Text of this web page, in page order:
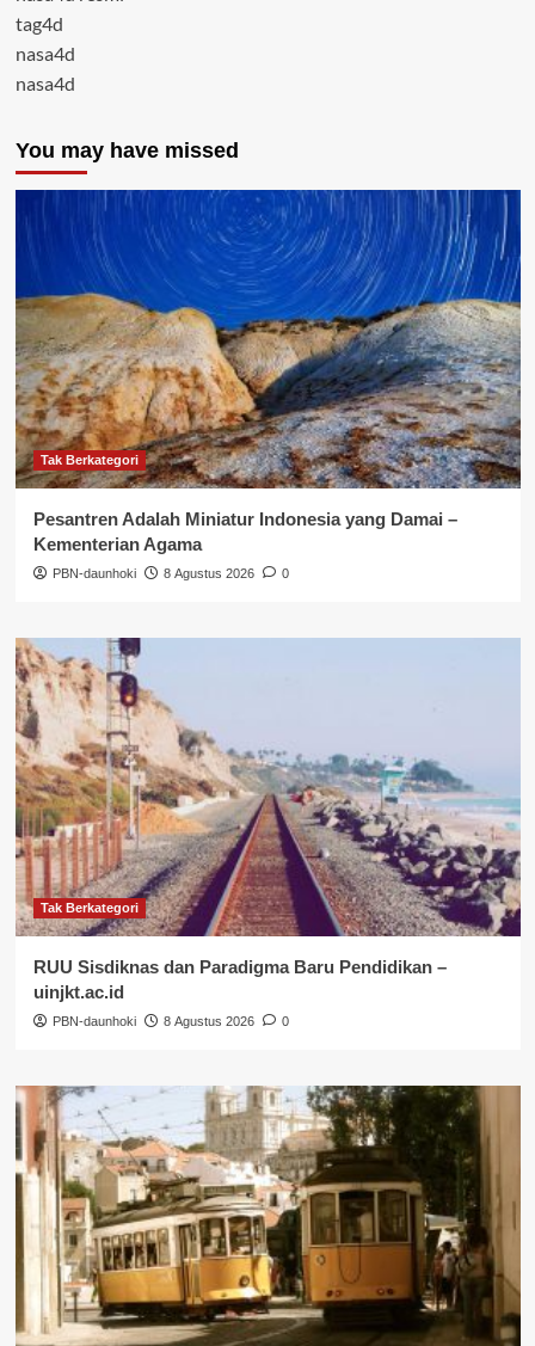
tag4d
nasa4d
nasa4d
You may have missed
Tak Berkategori
Pesantren Adalah Miniatur Indonesia yang Damai –
Kementerian Agama
PBN-daunhoki 8 Agustus 2026 0
Tak Berkategori
RUU Sisdiknas dan Paradigma Baru Pendidikan –
uinjkt.ac.id
PBN-daunhoki 8 Agustus 2026 0